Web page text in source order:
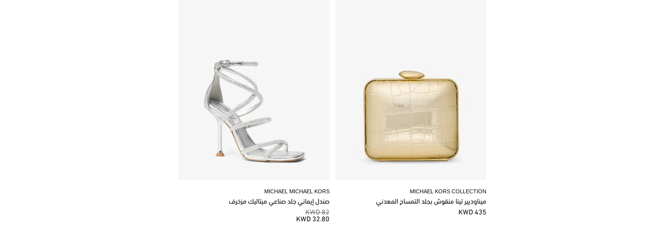
MICHAEL MICHAEL KORS
صندل إيماني جلد صناعي ميتاليك مزخرف
82 KWD
32.80 KWD
MICHAEL KORS COLLECTION
ميناوديير تينا منقوش بجلد التمساح المعدني
435 KWD